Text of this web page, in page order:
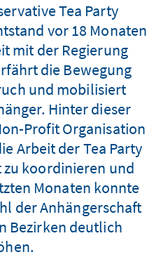
Tea Party
vor 18 Monaten
mit der Regierung
die Bewegung
und mobilisiert
Hinter dieser
Profit Organisation
Arbeit der Tea Party
zu koordinieren und
Monaten konnte
der Anhängerschaft
Bezirken deutlich